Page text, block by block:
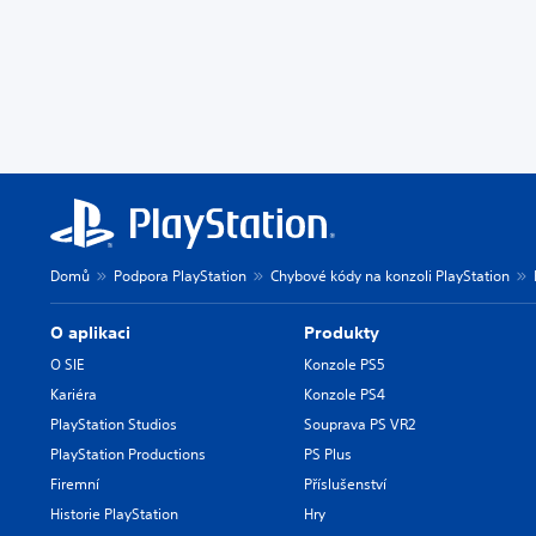
Domů Podpora PlayStation Chybové kódy na konzoli PlayStation
O aplikaci
O SIE
Kariéra
PlayStation Studios
PlayStation Productions
Firemní
Historie PlayStation
Produkty
Konzole PS5
Konzole PS4
Souprava PS VR2
PS Plus
Příslušenství
Hry